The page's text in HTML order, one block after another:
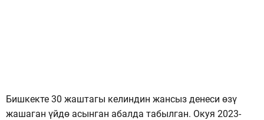
Бишкекте 30 жаштагы келиндин жансыз денеси өзү
жашаган үйдө асынган абалда табылган. Окуя 2023-